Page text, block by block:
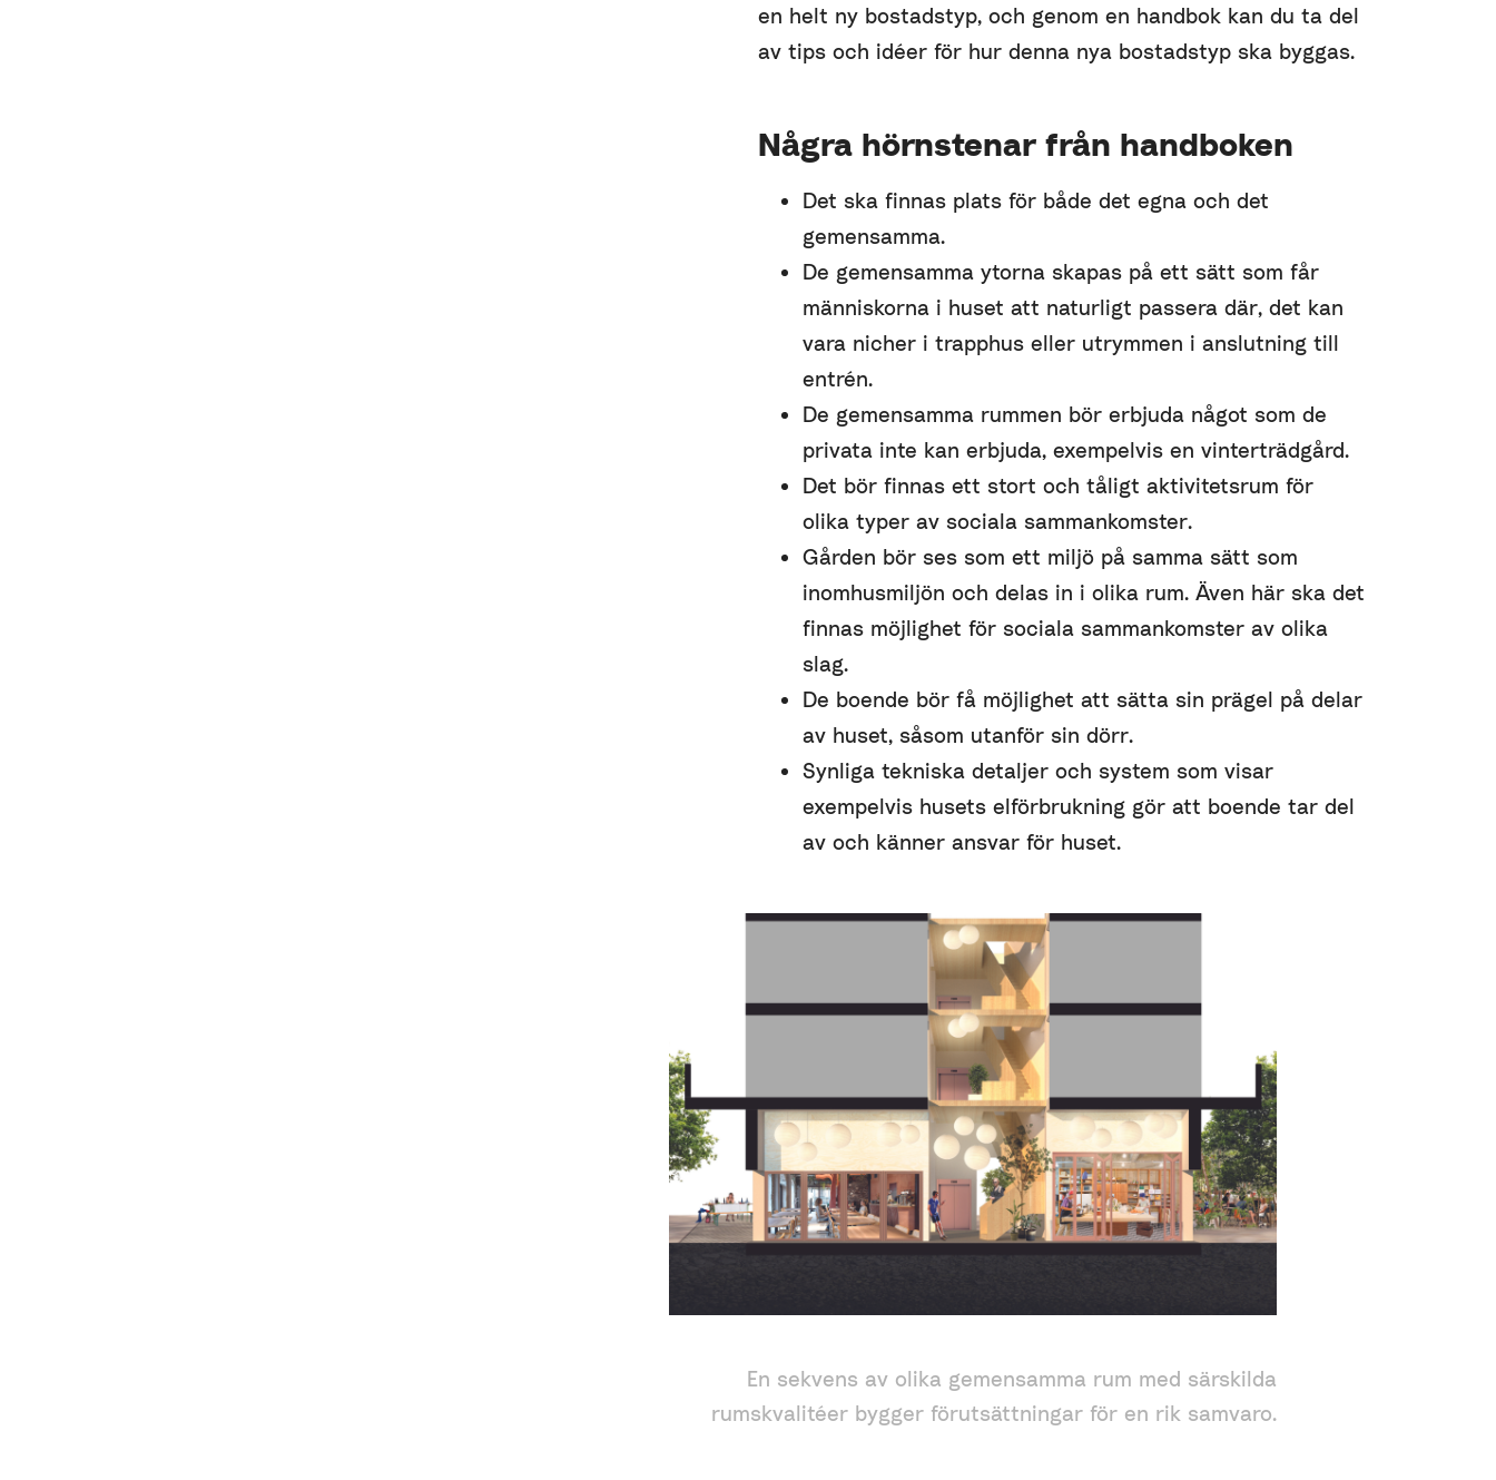
en helt ny bostadstyp, och genom en handbok kan du ta del
av tips och idéer för hur denna nya bostadstyp ska byggas.
Några hörnstenar från handboken
Det ska finnas plats för både det egna och det
gemensamma.
De gemensamma ytorna skapas på ett sätt som får
människorna i huset att naturligt passera där, det kan
vara nicher i trapphus eller utrymmen i anslutning till
entrén.
De gemensamma rummen bör erbjuda något som de
privata inte kan erbjuda, exempelvis en vinterträdgård.
Det bör finnas ett stort och tåligt aktivitetsrum för
olika typer av sociala sammankomster.
Gården bör ses som ett miljö på samma sätt som
inomhusmiljön och delas in i olika rum. Även här ska det
finnas möjlighet för sociala sammankomster av olika
slag.
De boende bör få möjlighet att sätta sin prägel på delar
av huset, såsom utanför sin dörr.
Synliga tekniska detaljer och system som visar
exempelvis husets elförbrukning gör att boende tar del
av och känner ansvar för huset.
En sekvens av olika gemensamma rum med särskilda
rumskvalitéer bygger förutsättningar för en rik samvaro.